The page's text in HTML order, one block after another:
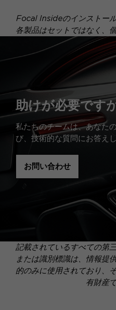
Focal Insideのインストール
各製品はセットではなく、
助けが必要です
私たちのチームは、あなた
び、技術的な質問にお答えし
お問い合わせ
記載されているすべての第
または識別標識は、情報提
的のみに使用されており、
有財産で